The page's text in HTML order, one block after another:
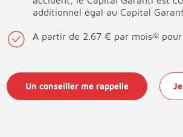
additionnel égal au Capital
A partir de 2.67 € par mois(6)
Un conseiller me rappelle